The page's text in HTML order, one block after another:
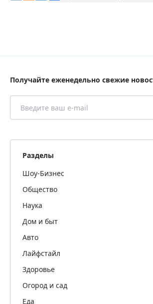
Получайте еженедельно свежие
Разделы
Шоу-Бизнес
Общество
Наука
Дом и быт
Авто
Лайфстайл
Здоровье
Огород и сад
Еда